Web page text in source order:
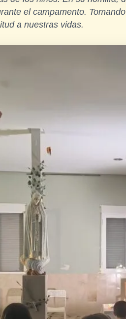
el campamento.
a nuestras vidas.